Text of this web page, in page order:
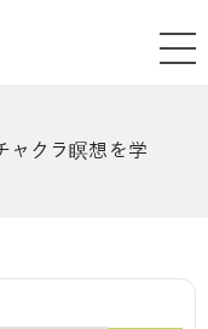
ャクラ瞑想を学